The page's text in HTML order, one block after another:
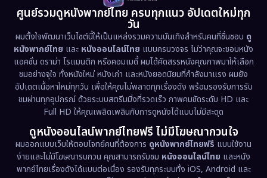
ศูนย์รวมดูหนังพากย์ไทย ครบทุกแนว อัปเดตใหม่ทุก
วัน
ผมตั้งใจพัฒนาเว็บไซต์นี้ให้เป็นแหล่งรวมความบันเทิงสำหรับคนที่ชื่นชอบ ดู
หนังพากย์ไทย และ หนังออนไลน์ไทย แบบครบวงจร ไม่ว่าคุณจะชอบหนัง
แอคชั่น ดราม่า โรแมนติก หรือคอมเมดี้ ผมได้คัดสรรหนังคุณภาพมาให้เลือก
ชมอย่างจุใจ ทั้งหนังใหม่ หนังเก่า และหนังยอดนิยมที่กำลังมาแรง ผมยัง
อัปเดตเนื้อหาใหม่ทุกวัน เพื่อให้คุณไม่พลาดทุกเรื่องดัง พร้อมรองรับการรับ
ชมผ่านทุกอุปกรณ์ ด้วยระบบสตรีมมิ่งที่รวดเร็ว ภาพคมชัดระดับ HD และ
Full HD ให้คุณเพลิดเพลินกับการดูหนังได้แบบไม่มีสะดุด
ดูหนังออนไลน์พากย์ไทยฟรี ไม่มีโฆษณากวนใจ
ผมออกแบบเว็บให้ตอบโจทย์คนที่ต้องการ ดูหนังพากย์ไทยฟรี แบบใช้งาน
ง่ายและไม่มีโฆษณารบกวน คุณสามารถรับชม หนังออนไลน์ไทย และหนัง
พากย์ไทยเรื่องดังได้แบบต่อเนื่อง รองรับทุกระบบทั้ง iOS, Android และ